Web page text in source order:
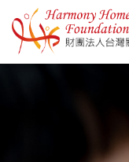
移至主內容